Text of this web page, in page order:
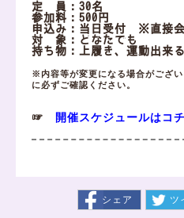
定 員：30名
参加料：500円
申込み：当日受付 ※直接会
対 象：どなたでも
持ち物：上履き、運動出来
※内容等が変更になる場合がござ
に必ずご確認ください。
☞ 開催スケジュールはコ
シェア ツ